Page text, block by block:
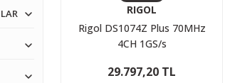
RIGOL
Rigol DS1074Z Plus 70MHz
4CH 1GS/s
29.797,20 TL